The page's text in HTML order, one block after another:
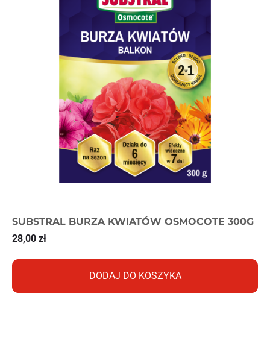
SUBSTRAL BURZA KWIATÓW OSMOCOTE 300G
28,00 zł
DODAJ DO KOSZYKA